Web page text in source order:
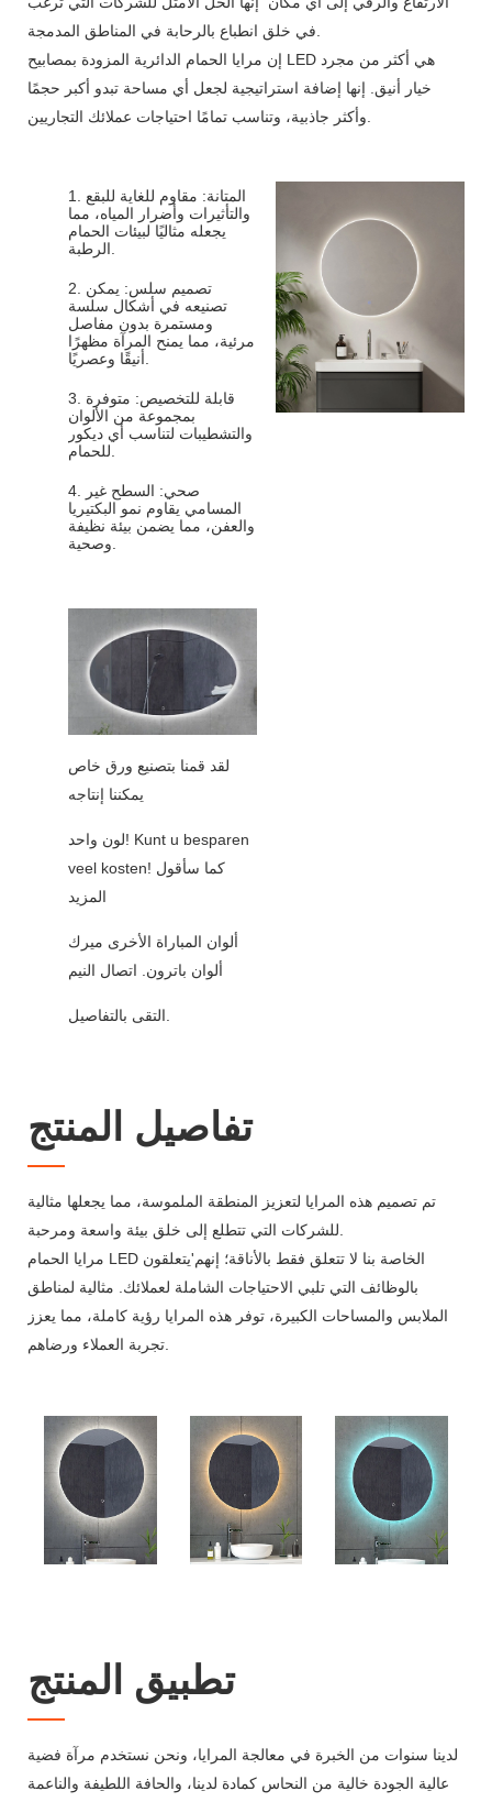
إن مرايا الحمام الدائرية المزودة بمصابيح LED هي أكثر من مجرد
خيار أنيق. إنها إضافة استراتيجية لجعل أي مساحة تبدو أكبر حجمًا
1. المتانة: مقاوم للغاية للبقع
والتأثيرات وأضرار المياه، مما
يجعله مثاليًا لبيئات الحمام
2. تصميم سلس: يمكن
تصنيعه في أشكال سلسة
ومستمرة بدون مفاصل
مرئية، مما يمنح المرآة مظهرًا
3. قابلة للتخصيص: متوفرة
بمجموعة من الألوان
والتشطيبات لتناسب أي ديكور
4. صحي: السطح غير
المسامي يقاوم نمو البكتيريا
والعفن، مما يضمن بيئة نظيفة
لقد قمنا بتصنيع ورق خاص
يمكننا إنتاجه
لون واحد! Kunt u besparen
veel kosten! كما سأقول
المزيد
ألوان المباراة الأخرى ميرك
ألوان باترون. اتصال النيم
تفاصيل المنتج
تم تصميم هذه المرايا لتعزيز المنطقة الملموسة، مما يجعلها مثالية
مرايا الحمام LED الخاصة بنا لا تتعلق فقط بالأناقة؛ إنهم'يتعلقون
بالوظائف التي تلبي الاحتياجات الشاملة لعملائك. مثالية لمناطق
الملابس والمساحات الكبيرة، توفر هذه المرايا رؤية كاملة، مما يعزز
تطبيق المنتج
لدينا سنوات من الخبرة في معالجة المرايا، ونحن نستخدم مرآة فضية
عالية الجودة خالية من النحاس كمادة لدينا، والحافة اللطيفة والناعمة